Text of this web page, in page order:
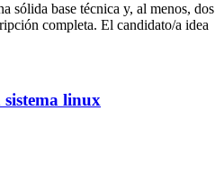
base técnica y, al menos,
completa. El candidato/a idea
linux